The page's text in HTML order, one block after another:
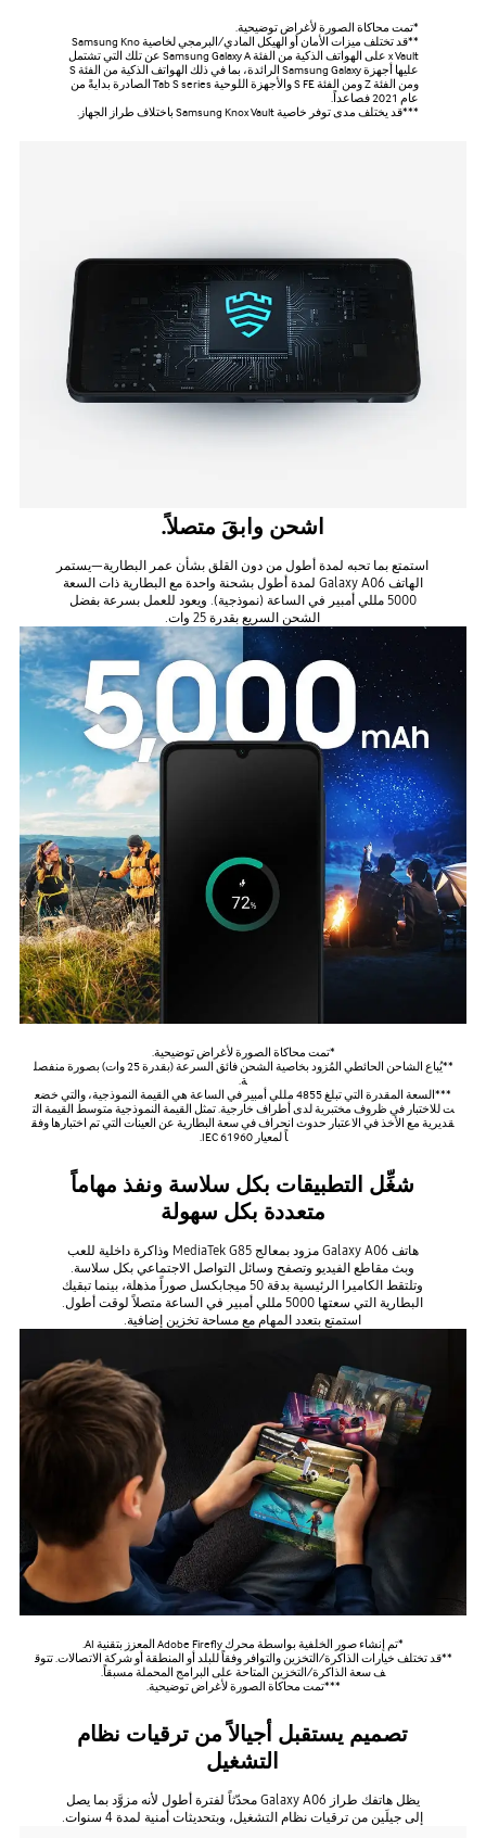
*تمت محاكاة الصورة لأغراض توضيحية.
**قد تختلف ميزات الأمان أو الهيكل المادي/البرمجي لخاصية Samsung Kno
x Vault على الهواتف الذكية من الفئة Samsung Galaxy A عن تلك التي تشتمل
عليها أجهزة Samsung Galaxy الرائدة، بما في ذلك الهواتف الذكية من الفئة S
ومن الفئة Z ومن الفئة S FE والأجهزة اللوحية Tab S series الصادرة بدايةً من
عام 2021 فصاعداً.
***قد يختلف مدى توفر خاصية Samsung Knox Vault باختلاف طراز الجهاز.
اشحن وابقَ متصلاً.
استمتع بما تحبه لمدة أطول من دون القلق بشأن عمر البطارية—يستمر
الهاتف Galaxy A06 لمدة أطول بشحنة واحدة مع البطارية ذات السعة
5000 مللي أمبير في الساعة (نموذجية). ويعود للعمل بسرعة بفضل
الشحن السريع بقدرة 25 وات.
*تمت محاكاة الصورة لأغراض توضيحية.
**يُباع الشاحن الحائطي المُزود بخاصية الشحن فائق السرعة (بقدرة 25 وات) بصورة منفصل
ة.
***السعة المقدرة التي تبلغ 4855 مللي أمبير في الساعة هي القيمة النموذجية، والتي خضع
ت للاختبار في ظروف مختبرية لدى أطراف خارجية. تمثل القيمة النموذجية متوسط القيمة الت
قديرية مع الأخذ في الاعتبار حدوث انحراف في سعة البطارية عن العينات التي تم اختبارها وفق
اً لمعيار IEC 61960.
شغِّل التطبيقات بكل سلاسة ونفذ مهاماً
متعددة بكل سهولة
هاتف Galaxy A06 مزود بمعالج MediaTek G85 وذاكرة داخلية للعب
وبث مقاطع الفيديو وتصفح وسائل التواصل الاجتماعي بكل سلاسة.
وتلتقط الكاميرا الرئيسية بدقة 50 ميجابكسل صوراً مذهلة، بينما تبقيك
البطارية التي سعتها 5000 مللي أمبير في الساعة متصلاً لوقت أطول.
استمتع بتعدد المهام مع مساحة تخزين إضافية.
*تم إنشاء صور الخلفية بواسطة محرك Adobe Firefly المعزز بتقنية AI.
**قد تختلف خيارات الذاكرة/التخزين والتوافر وفقاً للبلد أو المنطقة أو شركة الاتصالات. تتوق
ف سعة الذاكرة/التخزين المتاحة على البرامج المحملة مسبقاً.
***تمت محاكاة الصورة لأغراض توضيحية.
تصميم يستقبل أجيالاً من ترقيات نظام
التشغيل
يظل هاتفك طراز Galaxy A06 محدّثاً لفترة أطول لأنه مزوَّد بما يصل
إلى جيلَين من ترقيات نظام التشغيل، وبتحديثات أمنية لمدة 4 سنوات.